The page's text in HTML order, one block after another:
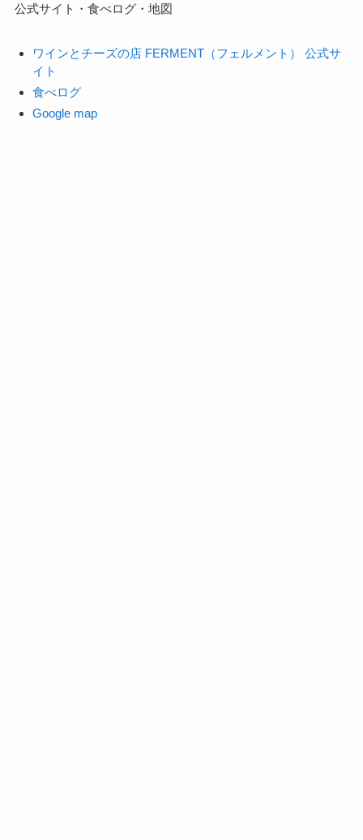
公式サイト・食べログ・地図
ワインとチーズの店 FERMENT（フェルメント） 公式サ
イト
食べログ
Google map